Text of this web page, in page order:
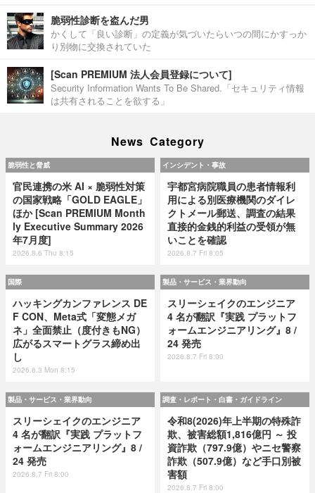
脆弱性診断を盗んだ男
かくして「良い診断」の定義が気づいたらいつの間にかすっか
り別物に交換されていた
[Scan PREMIUM 法人会員登録について]
Security Information Wants To Be Shared.「セキュリティ情報
は共有されることを欲する」
News Category
脆弱性と脅威
官民連携の米 AI × 脆弱性対策
の国家戦略「GOLD EAGLE」
ほか [Scan PREMIUM Month
ly Executive Summary 2026
年7月度]
2026.8.6 Thu 8:15
インシデント・事故
宇都宮病院職員の患者情報利
用による別医療機関のダイレ
クトメール郵送、調査の結果
直接的金銭的利益の受領が無
いことを確認
2026.8.7 Fri 8:05
国際
ハッキングカンファレンス DE
F CON、Meta式「変態メガ
ネ」全面禁止（度付きもNG）
広がるスマートグラス締め出
し
2026.8.3 Mon 8:15
製品・サービス・業界動向
スリーシェイクのエンジニア
4 名が翻訳『実践 プラットフ
ォームエンジニアリング』8 /
24 発売
2026.8.7 Fri 8:00
製品・サービス・業界動向
スリーシェイクのエンジニア
4 名が翻訳『実践 プラットフ
ォームエンジニアリング』8 /
24 発売
2026.8.7 Fri 8:00
調査・レポート・白書・ガイドライン
令和8(2026)年上半期の特殊詐
欺、被害総額1,816億円 ～ 投
資詐欺（797.9億）やニセ警察
詐欺（507.9億）など手口別被
害額
2026.8.7 Fri 8:00